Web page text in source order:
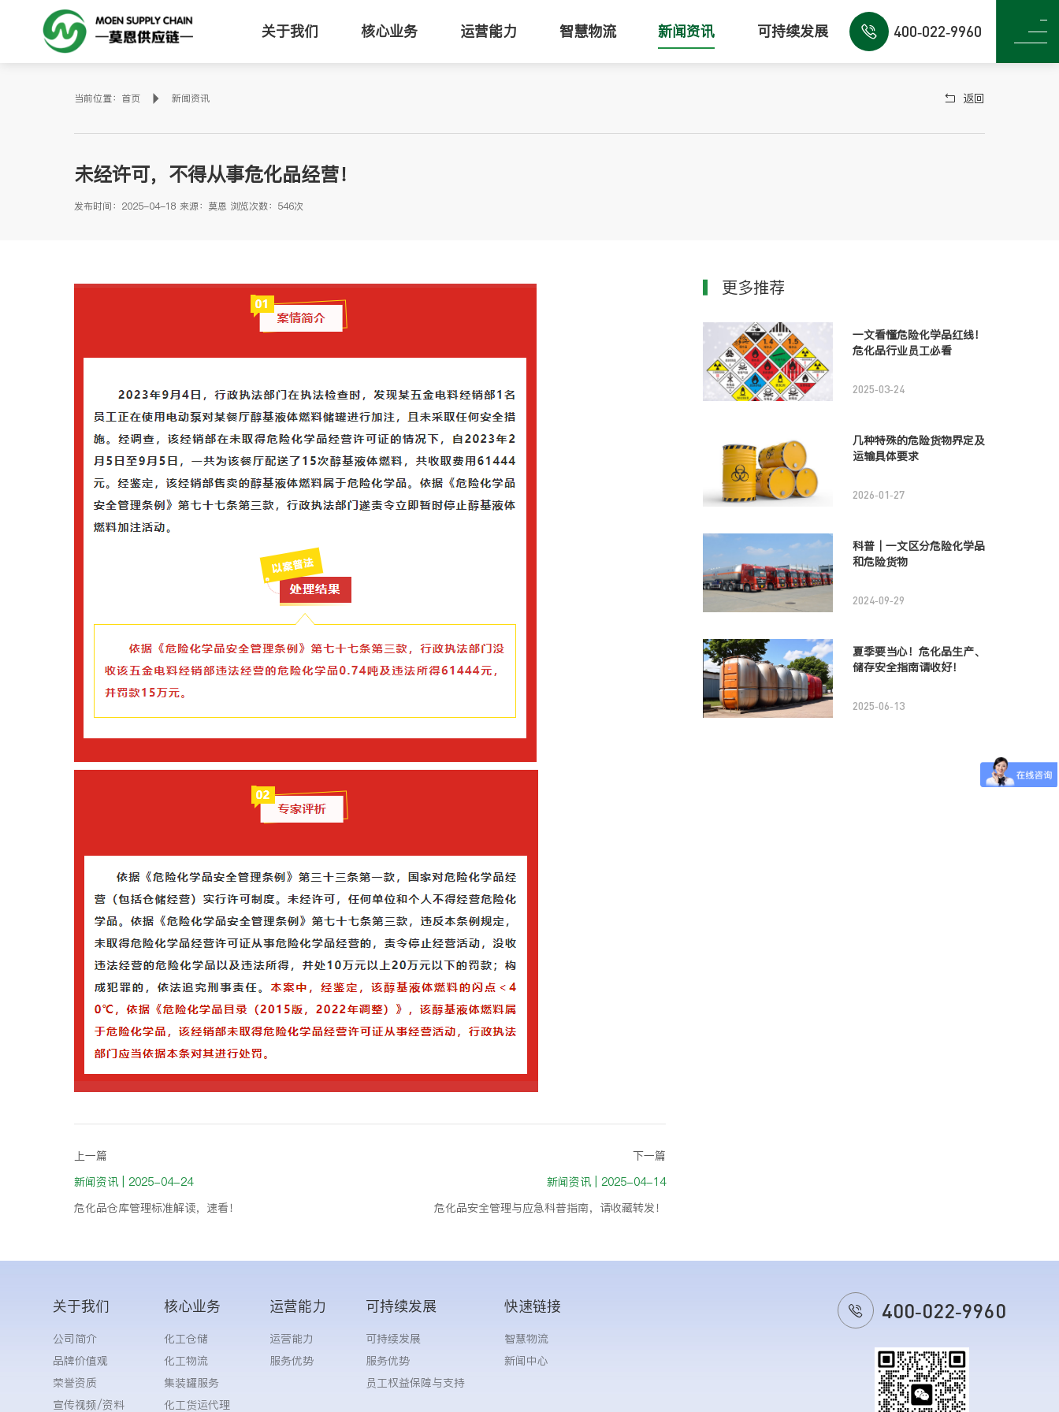
关于我们 核心业务 运营能力 智慧物流 新闻资讯 可持续发展 400-022-9960
网站首页 关于我们
宣传视频/资料
核心业务
化工仓储
化工物流
化工货运代理
化工样品快运
运营能力
运营能力
服务优势
智慧物流 新闻资讯
400-022-9960
当前位置： 首页 新闻资讯 返回
未经许可，不得从事危化品经营！
发布时间：2025-04-18 来源：莫恩 浏览次数：546次
上一篇
新闻资讯 | 2025-04-24
危化品仓库管理标准解读，速看！
下一篇
新闻资讯 | 2025-04-14
危化品安全管理与应急科普指南，请收藏转发！
更多推荐
一文看懂危险化学品红线！
危化品行业员工必看
2025-03-24
几种特殊的危险货物界定及
运输具体要求
2026-01-27
科普｜一文区分危险化学品
和危险货物
2024-09-29
夏季要当心！危化品生产、
储存安全指南请收好！
2025-06-13
关于我们
公司简介
品牌价值观
荣誉资质
宣传视频/资料
核心业务
化工仓储
化工物流
集装罐服务
化工货运代理
运营能力
运营能力
服务优势
可持续发展
可持续发展
服务优势
员工权益保障与支持
快速链接
智慧物流
新闻中心
400-022-9960